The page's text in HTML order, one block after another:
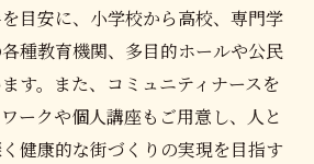
目安に、小学校から高校、専門学
種教育機関、多目的ホールや公民
す。また、コミュニティナースを
ークや個人講座もご用意し、人と
健康的な街づくりの実現を目指す